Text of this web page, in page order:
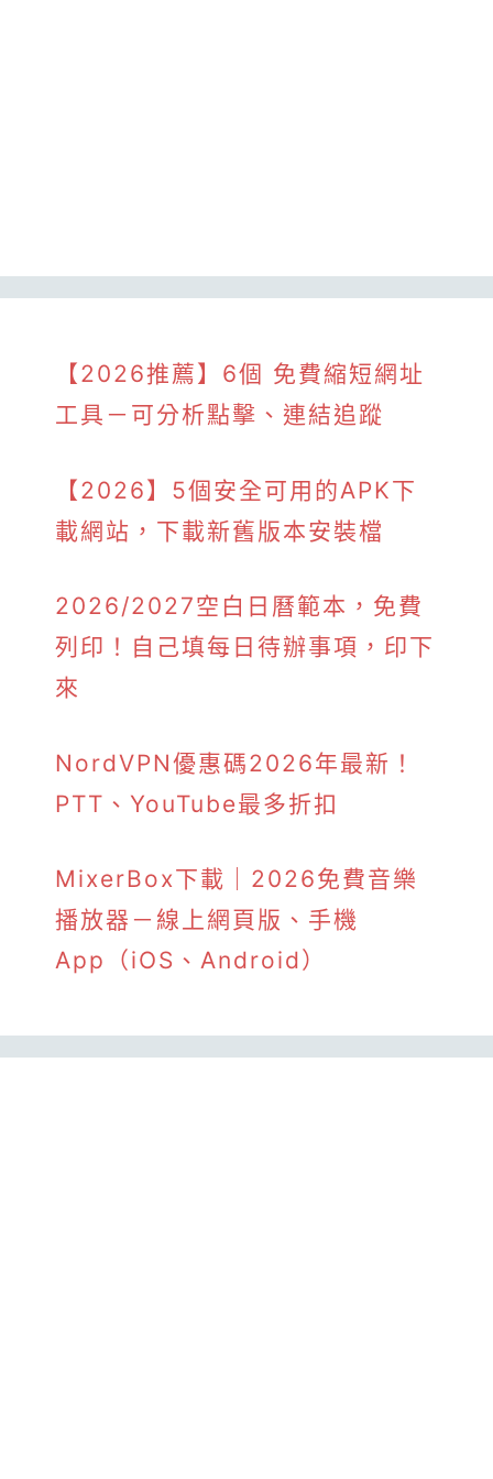
【2026推薦】6個 免費縮短網址
工具－可分析點擊、連結追蹤
【2026】5個安全可用的APK下
載網站，下載新舊版本安裝檔
2026/2027空白日曆範本，免費
列印！自己填每日待辦事項，印下
來
NordVPN優惠碼2026年最新！
PTT、YouTube最多折扣
MixerBox下載｜2026免費音樂
播放器－線上網頁版、手機
App（iOS、Android）